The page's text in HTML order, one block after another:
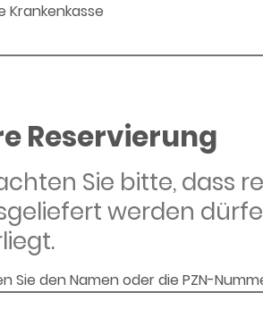
Krankenkasse
Reservierung
Sie bitte, dass
werden
Sie den Namen oder die PZN-